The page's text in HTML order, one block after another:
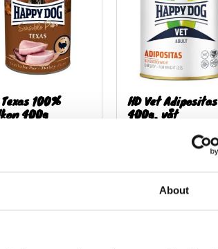
About
100%
400g
HD Vet Adipositas
400g, våt
veterinärsfoder för